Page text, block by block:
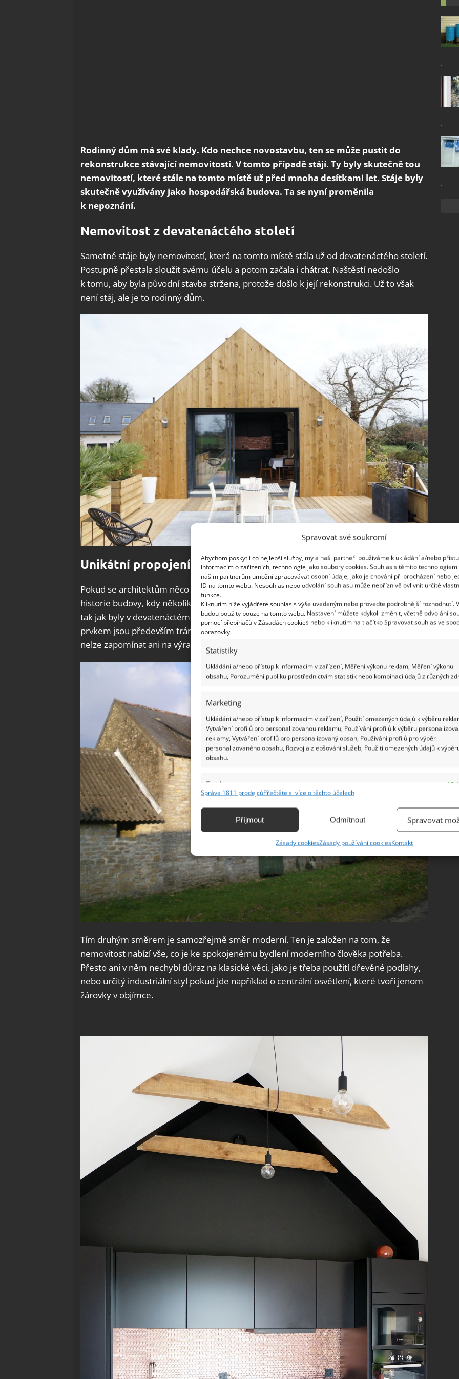
Spravovat své soukromí
Abychom poskytli co nejlepší služby, my a naši partneři používáme k ukládání a/nebo
informacím o zařízeních, technologie jako soubory cookies. Souhlas s těmito
našim partnerům umožní zpracovávat osobní údaje, jako je chování při procházení nebo
ID na tomto webu. Nesouhlas nebo odvolání souhlasu může nepříznivě ovlivnit určité
funkce.
Kliknutím níže vyjádřete souhlas s výše uvedeným nebo proveďte podrobnější rozhodnutí.
budou použity pouze na tomto webu. Nastavení můžete kdykoli změnit, včetně odvolání
pomocí přepínačů v Zásadách cookies nebo kliknutím na tlačítko Spravovat souhlas ve
obrazovky.
Statistiky
Ukládání a/nebo přístup k informacím v zařízení, Měření výkonu reklam, Měření výkonu
obsahu, Porozumění publiku prostřednictvím statistik nebo kombinací údajů z různých
Marketing
Ukládání a/nebo přístup k informacím v zařízení, Použití omezených údajů k výběru
Vytváření profilů pro personalizovanou reklamu, Používání profilů k výběru
reklamy, Vytváření profilů pro personalizovaný obsah, Používání profilů pro výběr
personalizovaného obsahu, Rozvoj a zlepšování služeb, Použití omezených údajů k
obsahu.
Funkce
Identifikace zařízení na základě automaticky přenášených informací.
základě aktivně vyžádaných informací.
Zajištění bezpečnosti, předcházení a zjišťování podvodů a
odstraňování chyb, Poskytování a zobrazování reklamy a obsahu,
Ukládání a sdělování voleb ochrany osobních údajů.
Správa 1811 prodejcůPřečtěte si více o těchto účelech
Příjmout Odmítnout Spravovat
Zásady cookiesZásady používání cookiesKontakt
Rodinný dům má své klady. Kdo nechce novostavbu, ten se může pustit do
rekonstrukce stávající nemovitosti. V tomto případě stájí. Ty byly skutečně tou
nemovitostí, které stále na tomto místě už před mnoha desítkami let. Stáje byly
skutečně využívány jako hospodářská budova. Ta se nyní proměnila
k nepoznání.
Nemovitost z devatenáctého století
Samotné stáje byly nemovitostí, která na tomto místě stála už od devatenáctého století.
Postupně přestala sloužit svému účelu a potom začala i chátrat. Naštěstí nedošlo
k tomu, aby byla původní stavba stržena, protože došlo k její rekonstrukci. Už to však
není stáj, ale je to rodinný dům.
Unikátní propojení dvou směrů
Pokud se architektům něco skutečně povedlo, tak je to propojení dvou směrů. Tedy
historie budovy, kdy několik původních prvků zůstalo zachováno i u rodinného domu,
tak jak byly v devatenáctém století vybudovány. Hlavním takto unikátním původním
prvkem jsou především trámy, které ve své surové podobě zdobí celý interiér. Dále
nelze zapomínat ani na výrazné kamenné prvky třeba v podobě jednotlivých stěn.
Tím druhým směrem je samozřejmě směr moderní. Ten je založen na tom, že
nemovitost nabízí vše, co je ke spokojenému bydlení moderního člověka potřeba.
Přesto ani v něm nechybí důraz na klasické věci, jako je třeba použití dřevěné podlahy,
nebo určitý industriální styl pokud jde například o centrální osvětlení, které tvoří jenom
žárovky v objímce.